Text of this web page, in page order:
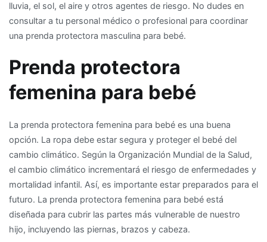
lluvia, el sol, el aire y otros agentes de riesgo. No dudes en
consultar a tu personal médico o profesional para coordinar
una prenda protectora masculina para bebé.
Prenda protectora
femenina para bebé
La prenda protectora femenina para bebé es una buena
opción. La ropa debe estar segura y proteger el bebé del
cambio climático. Según la Organización Mundial de la Salud,
el cambio climático incrementará el riesgo de enfermedades y
mortalidad infantil. Así, es importante estar preparados para el
futuro. La prenda protectora femenina para bebé está
diseñada para cubrir las partes más vulnerable de nuestro
hijo, incluyendo las piernas, brazos y cabeza.